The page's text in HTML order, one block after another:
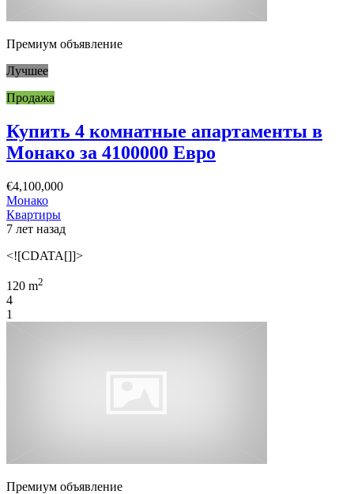
Премиум объявление
Лучшее
Продажа
Купить 4 комнатные апартаменты в
Монако за 4100000 Евро
€4,100,000
Монако
Квартиры
7 лет назад
<![CDATA[]]>
120 m2
4
1
Премиум объявление